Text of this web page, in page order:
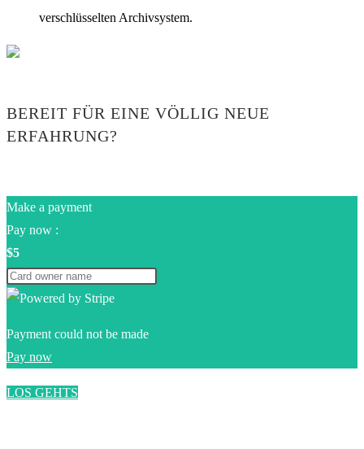
verschlüsselten Archivsystem.
BEREIT FÜR EINE VÖLLIG NEUE
ERFAHRUNG?
Make a payment
Pay now :
$5
Payment could not be made
Pay now
LOS GEHTS